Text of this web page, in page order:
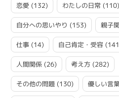
恋愛 (132) わたしの日常 (110)
自分への思いやり (153) 親子
仕事 (14) 自己肯定・受容
人間関係 (26) 考え方 (282)
その他の問題 (130) 優しい言